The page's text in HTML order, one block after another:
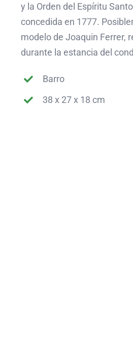
y la Orden del Espíritu
concedida en 1777.
modelo de Joaquin Ferrer,
durante la estancia del
Barro
38 x 27 x 18 cm